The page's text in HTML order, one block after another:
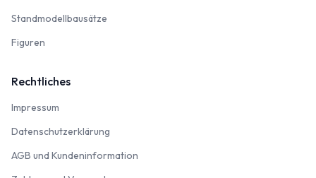
Standmodellbausätze
Figuren
Rechtliches
Impressum
Datenschutzerklärung
AGB und Kundeninformation